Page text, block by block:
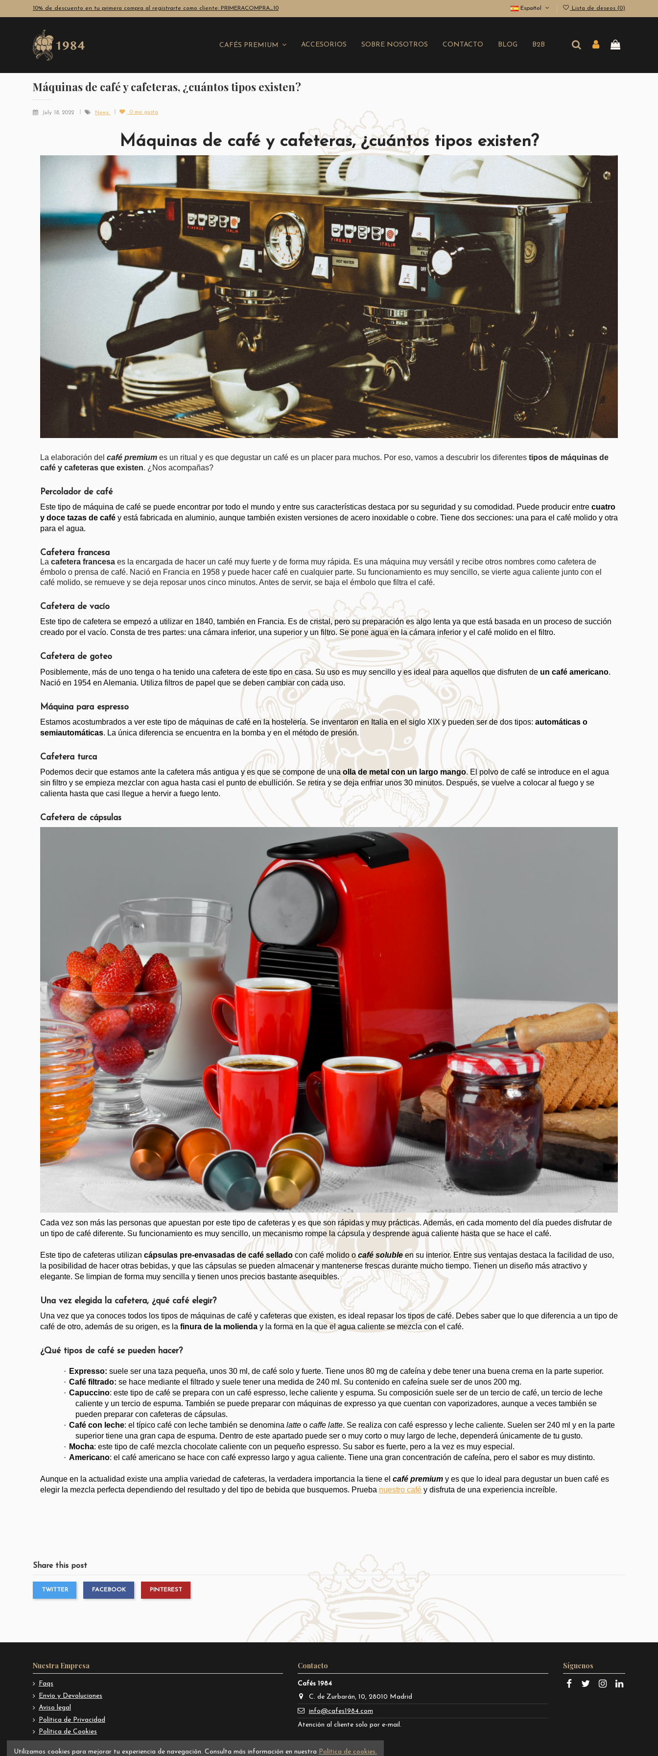
10% de descuento en tu primera compra al registrarte como cliente: PRIMERACOMPRA_10 Español Lista de deseos (0)
CAFÉS PREMIUM ACCESORIOS SOBRE NOSOTROS CONTACTO BLOG B2B
Máquinas de café y cafeteras, ¿cuántos tipos existen?
July 18, 2022 News 0 me gusta
Máquinas de café y cafeteras, ¿cuántos tipos existen?
La elaboración del café premium es un ritual y es que degustar un café es un placer para muchos. Por eso, vamos a descubrir los diferentes tipos de máquinas de
café y cafeteras que existen. ¿Nos acompañas?
Percolador de café
Este tipo de máquina de café se puede encontrar por todo el mundo y entre sus características destaca por su seguridad y su comodidad. Puede producir entre cuatro
y doce tazas de café y está fabricada en aluminio, aunque también existen versiones de acero inoxidable o cobre. Tiene dos secciones: una para el café molido y otra
para el agua.
Cafetera francesa
La cafetera francesa es la encargada de hacer un café muy fuerte y de forma muy rápida. Es una máquina muy versátil y recibe otros nombres como cafetera de
émbolo o prensa de café. Nació en Francia en 1958 y puede hacer café en cualquier parte. Su funcionamiento es muy sencillo, se vierte agua caliente junto con el
café molido, se remueve y se deja reposar unos cinco minutos. Antes de servir, se baja el émbolo que filtra el café.
Cafetera de vacío
Este tipo de cafetera se empezó a utilizar en 1840, también en Francia. Es de cristal, pero su preparación es algo lenta ya que está basada en un proceso de succión
creado por el vacío. Consta de tres partes: una cámara inferior, una superior y un filtro. Se pone agua en la cámara inferior y el café molido en el filtro.
Cafetera de goteo
Posiblemente, más de uno tenga o ha tenido una cafetera de este tipo en casa. Su uso es muy sencillo y es ideal para aquellos que disfruten de un café americano.
Nació en 1954 en Alemania. Utiliza filtros de papel que se deben cambiar con cada uso.
Máquina para espresso
Estamos acostumbrados a ver este tipo de máquinas de café en la hostelería. Se inventaron en Italia en el siglo XIX y pueden ser de dos tipos: automáticas o
semiautomáticas. La única diferencia se encuentra en la bomba y en el método de presión.
Cafetera turca
Podemos decir que estamos ante la cafetera más antigua y es que se compone de una olla de metal con un largo mango. El polvo de café se introduce en el agua
sin filtro y se empieza mezclar con agua hasta casi el punto de ebullición. Se retira y se deja enfriar unos 30 minutos. Después, se vuelve a colocar al fuego y se
calienta hasta que casi llegue a hervir a fuego lento.
Cafetera de cápsulas
Cada vez son más las personas que apuestan por este tipo de cafeteras y es que son rápidas y muy prácticas. Además, en cada momento del día puedes disfrutar de
un tipo de café diferente. Su funcionamiento es muy sencillo, un mecanismo rompe la cápsula y desprende agua caliente hasta que se hace el café.
Este tipo de cafeteras utilizan cápsulas pre-envasadas de café sellado con café molido o café soluble en su interior. Entre sus ventajas destaca la facilidad de uso,
la posibilidad de hacer otras bebidas, y que las cápsulas se pueden almacenar y mantenerse frescas durante mucho tiempo. Tienen un diseño más atractivo y
elegante. Se limpian de forma muy sencilla y tienen unos precios bastante asequibles.
Una vez elegida la cafetera, ¿qué café elegir?
Una vez que ya conoces todos los tipos de máquinas de café y cafeteras que existen, es ideal repasar los tipos de café. Debes saber que lo que diferencia a un tipo de
café de otro, además de su origen, es la finura de la molienda y la forma en la que el agua caliente se mezcla con el café.
¿Qué tipos de café se pueden hacer?
· Expresso: suele ser una taza pequeña, unos 30 ml, de café solo y fuerte. Tiene unos 80 mg de cafeína y debe tener una buena crema en la parte superior.
· Café filtrado: se hace mediante el filtrado y suele tener una medida de 240 ml. Su contenido en cafeína suele ser de unos 200 mg.
· Capuccino: este tipo de café se prepara con un café espresso, leche caliente y espuma. Su composición suele ser de un tercio de café, un tercio de leche
caliente y un tercio de espuma. También se puede preparar con máquinas de expresso ya que cuentan con vaporizadores, aunque a veces también se
pueden preparar con cafeteras de cápsulas.
· Café con leche: el típico café con leche también se denomina latte o caffe latte. Se realiza con café espresso y leche caliente. Suelen ser 240 ml y en la parte
superior tiene una gran capa de espuma. Dentro de este apartado puede ser o muy corto o muy largo de leche, dependerá únicamente de tu gusto.
· Mocha: este tipo de café mezcla chocolate caliente con un pequeño espresso. Su sabor es fuerte, pero a la vez es muy especial.
· Americano: el café americano se hace con café expresso largo y agua caliente. Tiene una gran concentración de cafeína, pero el sabor es muy distinto.
Aunque en la actualidad existe una amplia variedad de cafeteras, la verdadera importancia la tiene el café premium y es que lo ideal para degustar un buen café es
elegir la mezcla perfecta dependiendo del resultado y del tipo de bebida que busquemos. Prueba nuestro café y disfruta de una experiencia increíble.
Share this post
TWITTER FACEBOOK PINTEREST
Nuestra Empresa
Faqs
Envío y Devoluciones
Aviso legal
Política de Privacidad
Política de Cookies
Contacto
Cafés 1984
C. de Zurbarán, 10, 28010 Madrid
info@cafes1984.com
Atención al cliente solo por e-mail.
Síguenos
Utilizamos cookies para mejorar tu experiencia de navegación. Consulta más información en nuestra Política de cookies.